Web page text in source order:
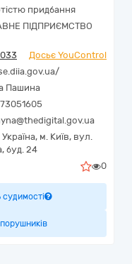
придбання
ПІДПРИЄМСТВО
Досьє YouControl
Пашина
Україна, м. Київ, вул.
буд. 24
0
судимості